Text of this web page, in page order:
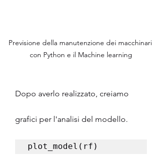
Previsione della manutenzione dei macchinari
con Python e il Machine learning
Dopo averlo realizzato, creiamo
grafici per l'analisi del modello.
plot_model(rf)